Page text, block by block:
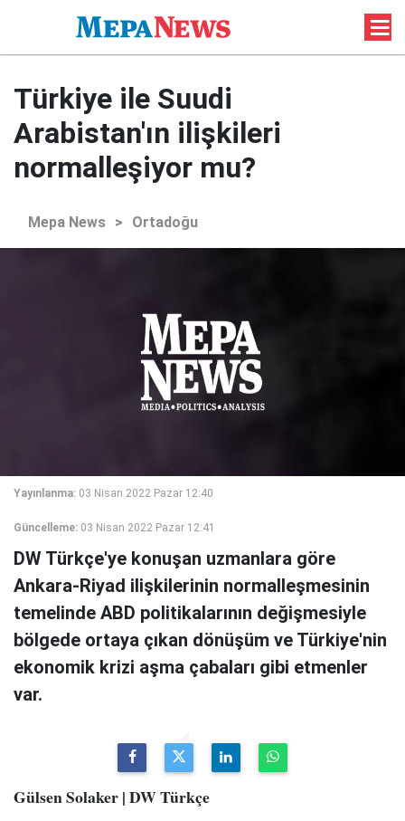
Türkiye ile Suudi
Arabistan'ın ilişkileri
normalleşiyor mu?
Mepa News > Ortadoğu
Yayınlanma: 03 Nisan 2022 Pazar 12:40
Güncelleme: 03 Nisan 2022 Pazar 12:41
DW Türkçe'ye konuşan uzmanlara göre
Ankara-Riyad ilişkilerinin normalleşmesinin
temelinde ABD politikalarının değişmesiyle
bölgede ortaya çıkan dönüşüm ve Türkiye'nin
ekonomik krizi aşma çabaları gibi etmenler
var.
Gülsen Solaker | DW Türkçe